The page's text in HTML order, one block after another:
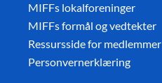
MIFFs lokalforeninger
MIFFs formål og vedtekter
Ressursside for medlemmer
Personvernerklæring